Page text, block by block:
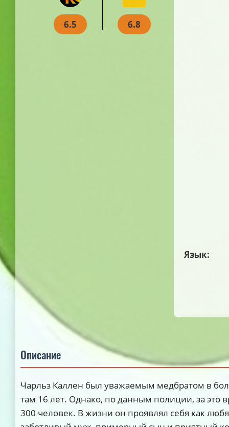
6.5 6.8
Язык:
Описание
Чарльз Каллен был уважаемым медбратом в
там 16 лет. Однако, по данным полиции, за это
300 человек. В жизни он проявлял себя как